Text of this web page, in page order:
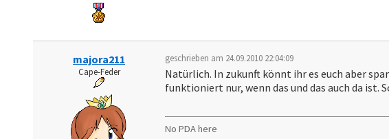
majora211
Cape-Feder
geschrieben am 24.09.2010 22:04:09
Natürlich. In zukunft könnt ihr es euch aber
funktioniert nur, wenn das und das auch da ist.
No PDA here